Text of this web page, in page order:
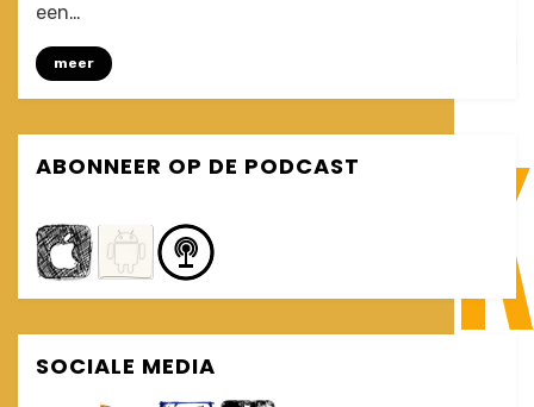
een…
meer
ABONNEER OP DE PODCAST
SOCIALE MEDIA